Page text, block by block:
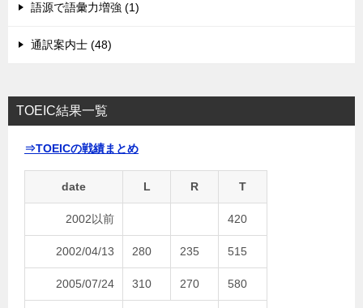
語源で語彙力増強 (1)
通訳案内士 (48)
TOEIC結果一覧
⇒TOEICの戦績まとめ
date L R T
2002以前 420
2002/04/13 280 235 515
2005/07/24 310 270 580